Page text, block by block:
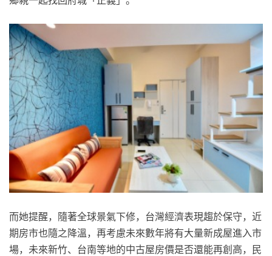
而她提醒，隨著全球景氣下修，台灣經濟表現趨於保守，近
期房市也隨之降溫，再考慮未來數年將有大量新成屋進入市
場，未來新竹、台南等地的中古屋房價是否還能再創高，民